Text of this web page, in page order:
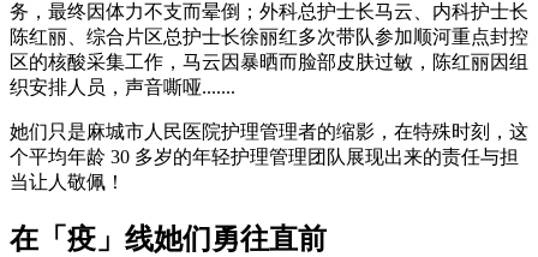
务，最终因体力不支而晕倒；外科总护士长马云、内科护士长
陈红丽、综合片区总护士长徐丽红多次带队参加顺河重点封控
区的核酸采集工作，马云因暴晒而脸部皮肤过敏，陈红丽因组
织安排人员，声音嘶哑.......
她们只是麻城市人民医院护理管理者的缩影，在特殊时刻，这
个平均年龄 30 多岁的年轻护理管理团队展现出来的责任与担
当让人敬佩！
在「疫」线她们勇往直前